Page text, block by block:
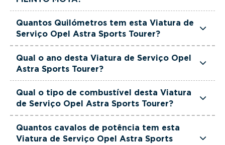
FILINTO MOTA são rigorosamente selecionadas
quilómetros reais garantidos. Além disso, dispõe
de uma equipa de gestores comerciais dedicada,
pronta a ajudá-lo a encontrar a viatura que
melhor se adapta às suas necessidades e ao seu
orçamento.
Quantos Quilómetros tem esta Viatura de
Serviço Opel Astra Sports Tourer?
tem actualmente 1 km.
Qual o ano desta Viatura de Serviço Opel
Astra Sports Tourer?
é de 2026.
Qual o tipo de combustível desta Viatura
de Serviço Opel Astra Sports Tourer?
está equipada com uma motorização Híbrido
Quantos cavalos de potência tem esta
Viatura de Serviço Opel Astra Sports